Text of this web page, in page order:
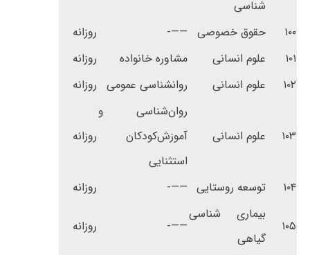
شناسی
۱۰۰ حقوق خصوصی ——-
روزانه
۱۰۱
علوم انسانی مشاوره خانواده
روزانه
۱۰۲
علوم انسانی روانشناسی عمومی روزانه
۱۰۳ علوم انسانی
روان‌شناسی ‌و
آموزش‌کودکان
‌استثنایی
روزانه
۱۰۴ توسعه روستایی ——- روزانه
۱۰۵
بیماری شناسی
گیاهی
——- روزانه